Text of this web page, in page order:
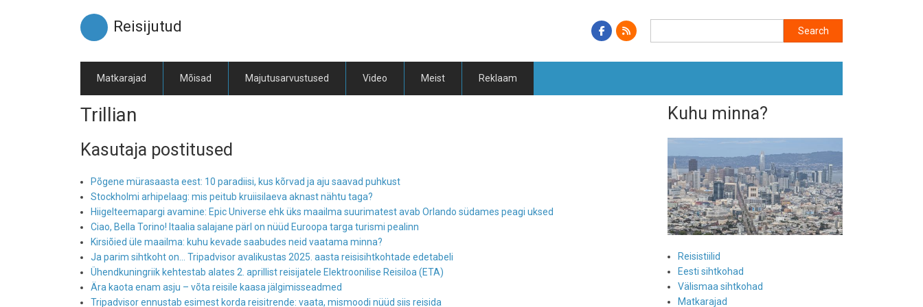
Reisijutud
Matkarajad Mõisad Majutusarvustused Video Meist Reklaam
Trillian
Kasutaja postitused
Põgene mürasaasta eest: 10 paradiisi, kus kõrvad ja aju saavad puhkust
Stockholmi arhipelaag: mis peitub kruiisilaeva aknast nähtu taga?
Hiigelteemapargi avamine: Epic Universe ehk üks maailma suurimatest avab Orlando südames peagi uksed
Ciao, Bella Torino! Itaalia salajane pärl on nüüd Euroopa targa turismi pealinn
Kirsiõied üle maailma: kuhu kevade saabudes neid vaatama minna?
Ja parim sihtkoht on... Tripadvisor avalikustas 2025. aasta reisisihtkohtade edetabeli
Ühendkuningriik kehtestab alates 2. aprillist reisijatele Elektroonilise Reisiloa (ETA)
Ära kaota enam asju – võta reisile kaasa jälgimisseadmed
Tripadvisor ennustab esimest korda reisitrende: vaata, mismoodi nüüd siis reisida
Kuhu minna?
Reisistiilid
Eesti sihtkohad
Välismaa sihtkohad
Matkarajad